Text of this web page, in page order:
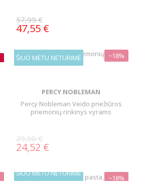
57,99 €
47,55 €
ŠIUO METU NETURIME −18%
PERCY NOBLEMAN
Percy Nobleman Veido priežiūros
priemonių rinkinys vyrams
29,90 €
24,52 €
ŠIUO METU NETURIME
−18%